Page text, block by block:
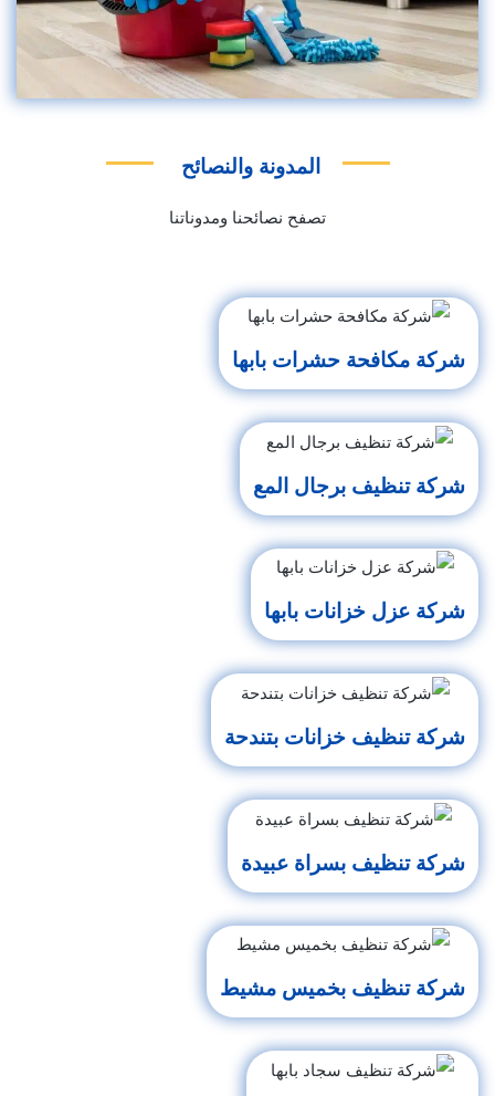
المدونة والنصائح
تصفح نصائحنا ومدوناتنا
شركة مكافحة حشرات بابها
شركة تنظيف برجال المع
شركة عزل خزانات بابها
شركة تنظيف خزانات بتندحة
شركة تنظيف بسراة عبيدة
شركة تنظيف بخميس مشيط